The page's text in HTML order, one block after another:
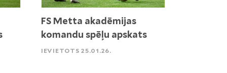
FS Metta akadēmijas
komandu spēļu apskats
IEVIETOTS 25.01.26.